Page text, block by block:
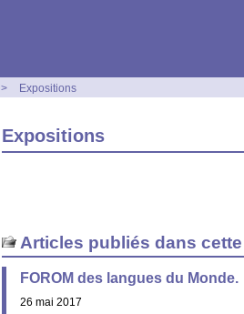
> Expositions
Expositions
Articles publiés dans
FOROM des langues du Monde.
26 mai 2017